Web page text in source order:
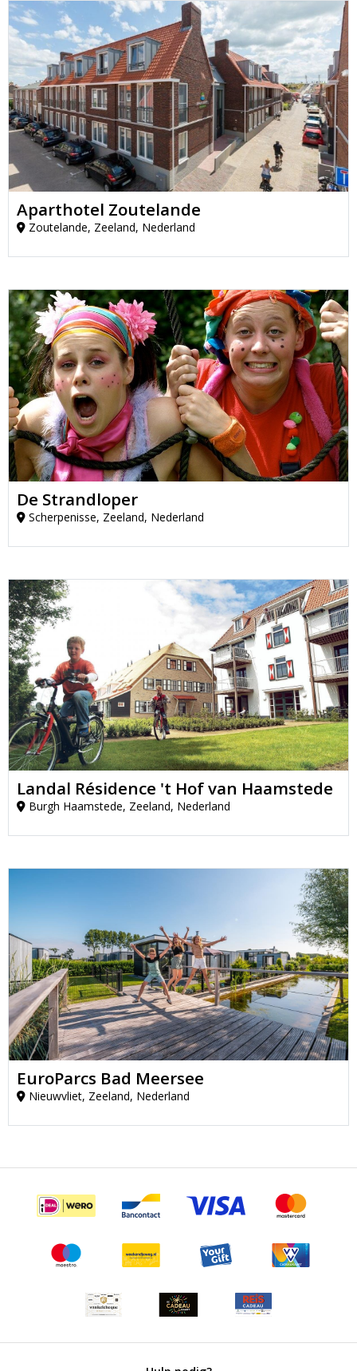
Aparthotel Zoutelande
Zoutelande, Zeeland, Nederland
De Strandloper
Scherpenisse, Zeeland, Nederland
Landal Résidence 't Hof van Haamstede
Burgh Haamstede, Zeeland, Nederland
EuroParcs Bad Meersee
Nieuwvliet, Zeeland, Nederland